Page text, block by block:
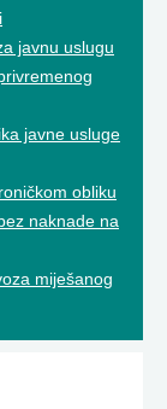
javnu uslugu
javne usluge
obliku
naknade na
miješanog